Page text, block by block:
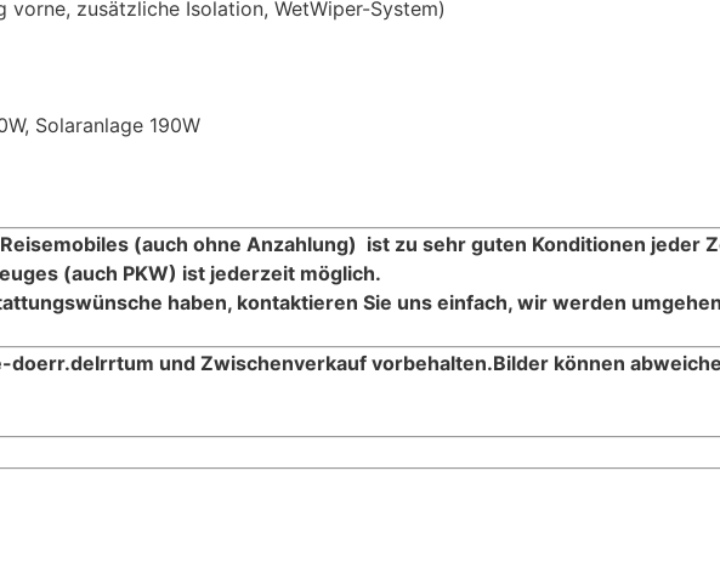
zusätzliche Isolation, WetWiper-System)
Solaranlage 190W
(auch ohne Anzahlung) ist zu sehr guten Konditionen jeder
(auch PKW) ist jederzeit möglich.
haben, kontaktieren Sie uns einfach, wir werden
doerr.deIrrtum und Zwischenverkauf vorbehalten.Bilder können